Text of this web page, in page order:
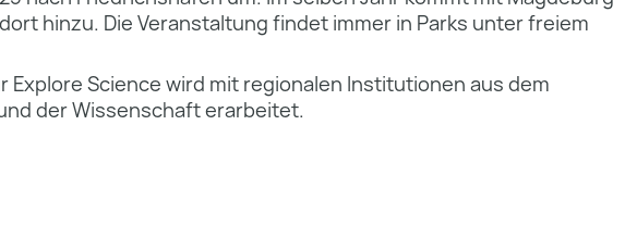
hinzu. Die Veranstaltung findet immer in Parks unter freiem
Explore Science wird mit regionalen Institutionen aus dem
der Wissenschaft erarbeitet.